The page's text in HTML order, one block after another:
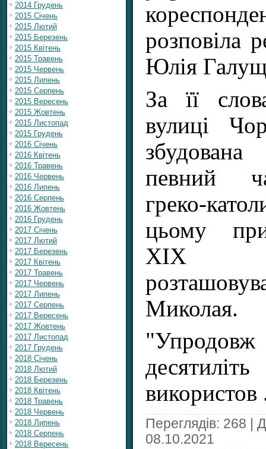
2014 Грудень
2015 Січень
2015 Лютий
2015 Березень
2015 Квітень
2015 Травень
2015 Червень
2015 Липень
2015 Серпень
2015 Вересень
2015 Жовтень
2015 Листопад
2015 Грудень
2016 Січень
2016 Квітень
2016 Травень
2016 Червень
2016 Липень
2016 Серпень
2016 Жовтень
2016 Грудень
2017 Січень
2017 Лютий
2017 Березень
2017 Квітень
2017 Травень
2017 Червень
2017 Липень
2017 Серпень
2017 Вересень
2017 Жовтень
2017 Листопад
2017 Грудень
2018 Січень
2018 Лютий
2018 Березень
2018 Квітень
2018 Травень
2018 Червень
2018 Липень
2018 Серпень
2018 Вересень
розповіла
Юлія
За її
вулиці
певний
греко-
цьому
XIX
Миколая.
використов
Переглядів: 268 |
08.10.2021